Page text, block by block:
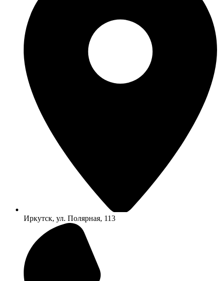
Иркутск, ул. Полярная, 113